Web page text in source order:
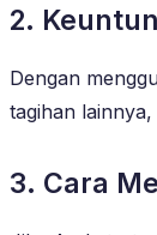
2.
Dengan
tagihan
3. Cara